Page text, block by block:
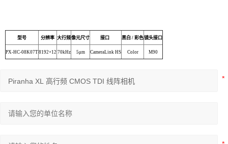
型号 分辨率 大行频像元尺寸 接口 黑白 / 彩色镜头接口
PX-HC-08K07T8192×12 70kHz 5μm CameraLink HS Color M90